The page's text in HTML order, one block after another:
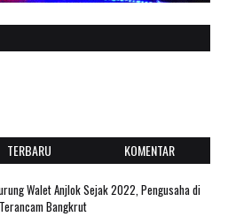
TERBARU KOMENTAR
Walet Anjlok Sejak 2022, Pengusaha di
Bangkrut